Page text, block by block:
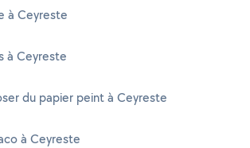
à Ceyreste
à Ceyreste
du papier peint à Ceyreste
à Ceyreste